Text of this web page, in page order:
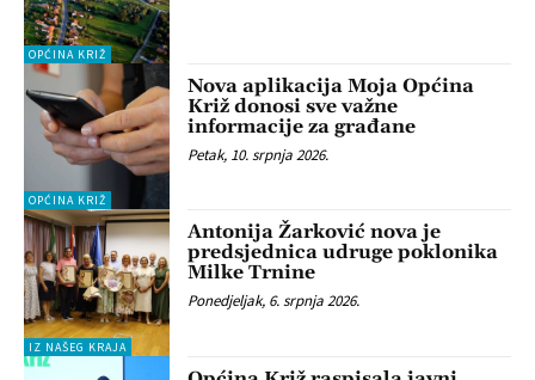
OPĆINA KRIŽ
OPĆINA KRIŽ
Nova aplikacija Moja Općina
Križ donosi sve važne
informacije za građane
Petak, 10. srpnja 2026.
IZ NAŠEG KRAJA
Antonija Žarković nova je
predsjednica udruge poklonika
Milke Trnine
Ponedjeljak, 6. srpnja 2026.